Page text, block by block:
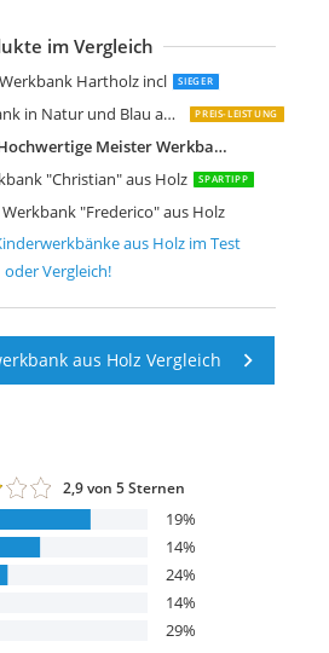
im Vergleich
Hartholz incl SIEGER
small foot 10839 Werkbank in Natur und Blau aus Holz PREIS-LEISTUNG
Kid 'n Joy 10245 Hochwertige Meister Werkbank Hammare aus Holz
"Christian" aus Holz
SPARTIPP
"Frederico" aus Holz
Le Toy Van My First Werkzeug Bench
roba Werkbank Spielwerkbank aus
Le Toy Van Alex der Bank
Große Werkbank aus Holz
Melissa & Doug Werkbank aus Holz
aus Holzim Test
oder Vergleich!
aus Holz Vergleich
2,9von 5 Sternen
19%
14%
24%
14%
29%